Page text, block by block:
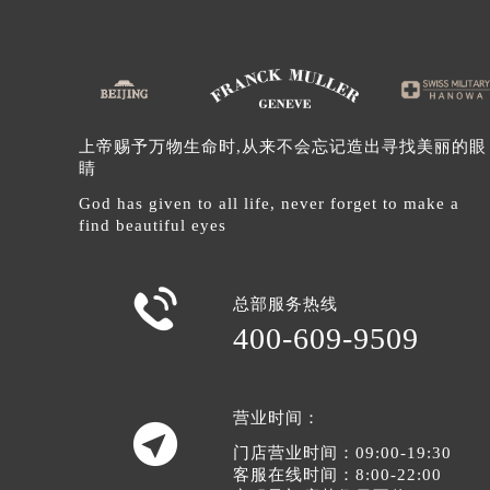
北京市朝阳区建国门外大街甲6号华
北京市东城区东长安街1号王府井东
内蒙古自治区阿拉善盟市左旗土尔扈
内蒙古自治区呼伦贝尔市海拉尔区
内蒙古自治区通辽市科尔沁区明仁
内蒙古自治区兴安盟市乌兰浩特市
上帝赐予万物生命时,从来不会忘记造出寻找美丽的眼
睛
God has given to all life, never forget to make a
find beautiful eyes
 总部服务热线
400-609-9509

营业时间：
门店营业时间：09:00-19:30
客服在线时间：8:00-22:00